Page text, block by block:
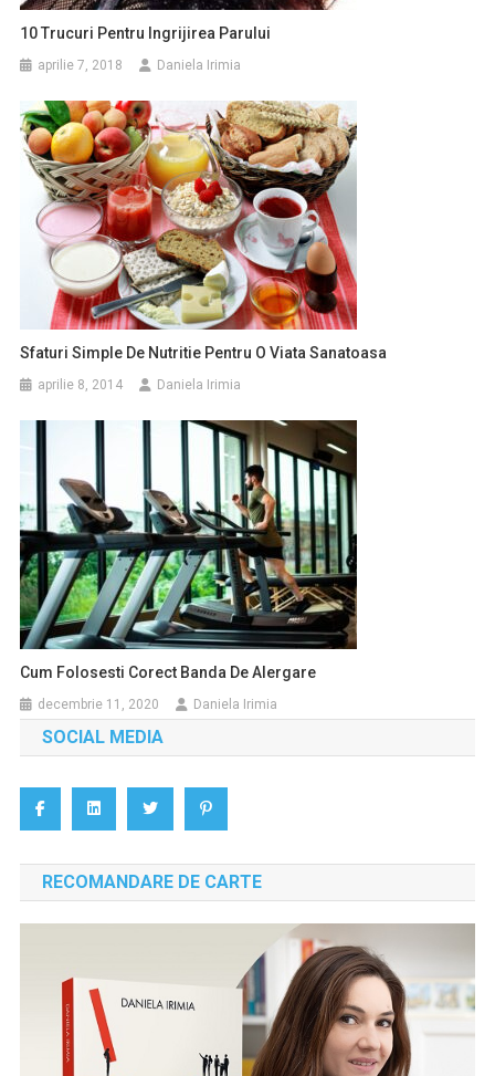
10 Trucuri Pentru Ingrijirea Parului
aprilie 7, 2018 Daniela Irimia
Sfaturi Simple De Nutritie Pentru O Viata Sanatoasa
aprilie 8, 2014 Daniela Irimia
Cum Folosesti Corect Banda De Alergare
decembrie 11, 2020 Daniela Irimia
SOCIAL MEDIA
RECOMANDARE DE CARTE